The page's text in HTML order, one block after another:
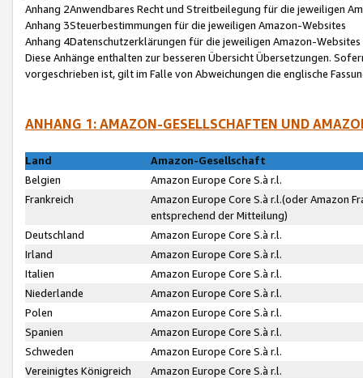
Anhang 2Anwendbares Recht und Streitbeilegung für die jeweiligen
Anhang 3Steuerbestimmungen für die jeweiligen Amazon-Websites
Anhang 4Datenschutzerklärungen für die jeweiligen Amazon-Websites
Diese Anhänge enthalten zur besseren Übersicht Übersetzungen.
vorgeschrieben ist, gilt im Falle von Abweichungen die englische
ANHANG 1: AMAZON-GESELLSCHAFTEN UND
Land
Amazon-Gesellschaft
Belgien
Amazon Europe Core S.à r.l.
Frankreich
Amazon Europe Core S.à r.l.(oder Amazon
entsprechend der Mitteilung)
Deutschland
Amazon Europe Core S.à r.l.
Irland
Amazon Europe Core S.à r.l.
Italien
Amazon Europe Core S.à r.l.
Niederlande
Amazon Europe Core S.à r.l.
Polen
Amazon Europe Core S.à r.l.
Spanien
Amazon Europe Core S.à r.l.
Schweden
Amazon Europe Core S.à r.l.
Vereinigtes Königreich
Amazon Europe Core S.à r.l.